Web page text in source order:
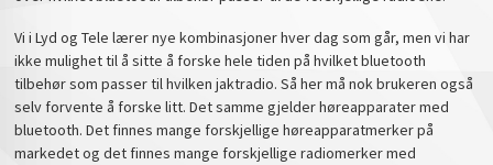
Vi i Lyd og Tele lærer nye kombinasjoner hver dag som går, men vi har
ikke mulighet til å sitte å forske hele tiden på hvilket bluetooth
tilbehør som passer til hvilken jaktradio. Så her må nok brukeren også
selv forvente å forske litt. Det samme gjelder høreapparater med
bluetooth. Det finnes mange forskjellige høreapparatmerker på
markedet og det finnes mange forskjellige radiomerker med